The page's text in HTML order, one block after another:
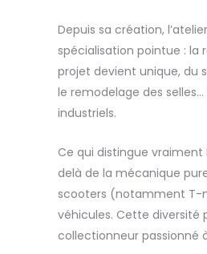
Depuis sa création,
spécialisation pointue :
projet devient unique, du
le remodelage des
industriels.
Ce qui distingue vraiment
delà de la mécanique
scooters (notamment T-
véhicules. Cette diversité
collectionneur passionné